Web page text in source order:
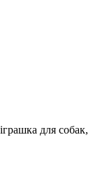
для собак,